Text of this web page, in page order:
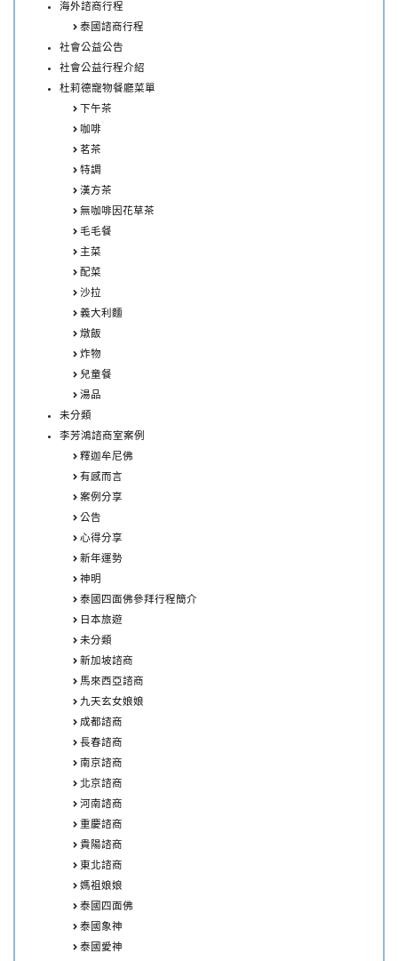
海外諮商行程
泰國諮商行程
社會公益公告
社會公益行程介紹
杜莉德寵物餐廳菜單
下午茶
咖啡
茗茶
特調
漢方茶
無咖啡因花草茶
毛毛餐
主菜
配菜
沙拉
義大利麵
燉飯
炸物
兒童餐
湯品
未分類
李芳鴻諮商室案例
釋迦牟尼佛
有感而言
案例分享
公告
心得分享
新年運勢
神明
泰國四面佛參拜行程簡介
日本旅遊
未分類
新加坡諮商
馬來西亞諮商
九天玄女娘娘
成都諮商
長春諮商
南京諮商
北京諮商
河南諮商
重慶諮商
貴陽諮商
東北諮商
媽祖娘娘
泰國四面佛
泰國象神
泰國愛神